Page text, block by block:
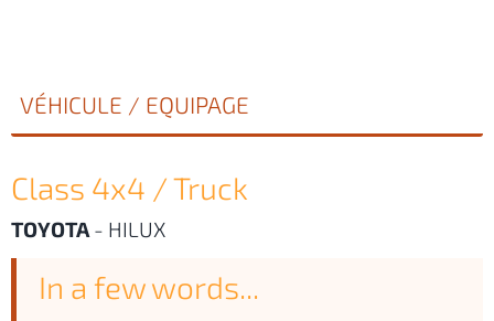
VÉHICULE / EQUIPAGE
Class 4x4 / Truck
TOYOTA - HILUX
In a few words...